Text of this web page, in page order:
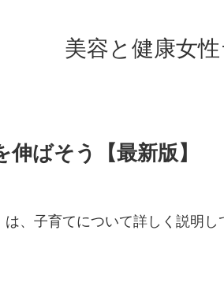
美容と健康女
ばそう【最新版】
、子育てについて詳しく説明し